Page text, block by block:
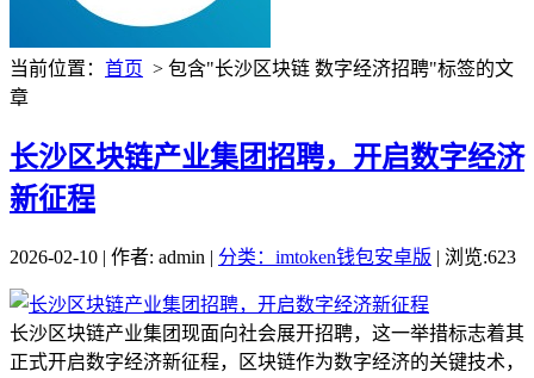
当前位置： 首页 > 包含"长沙区块链 数字经济招聘"标签的文
章
长沙区块链产业集团招聘，开启数字经济
新征程
2026-02-10 | 作者: admin | 分类：imtoken钱包安卓版 | 浏览:623
长沙区块链产业集团现面向社会展开招聘，这一举措标志着其
正式开启数字经济新征程，区块链作为数字经济的关键技术，